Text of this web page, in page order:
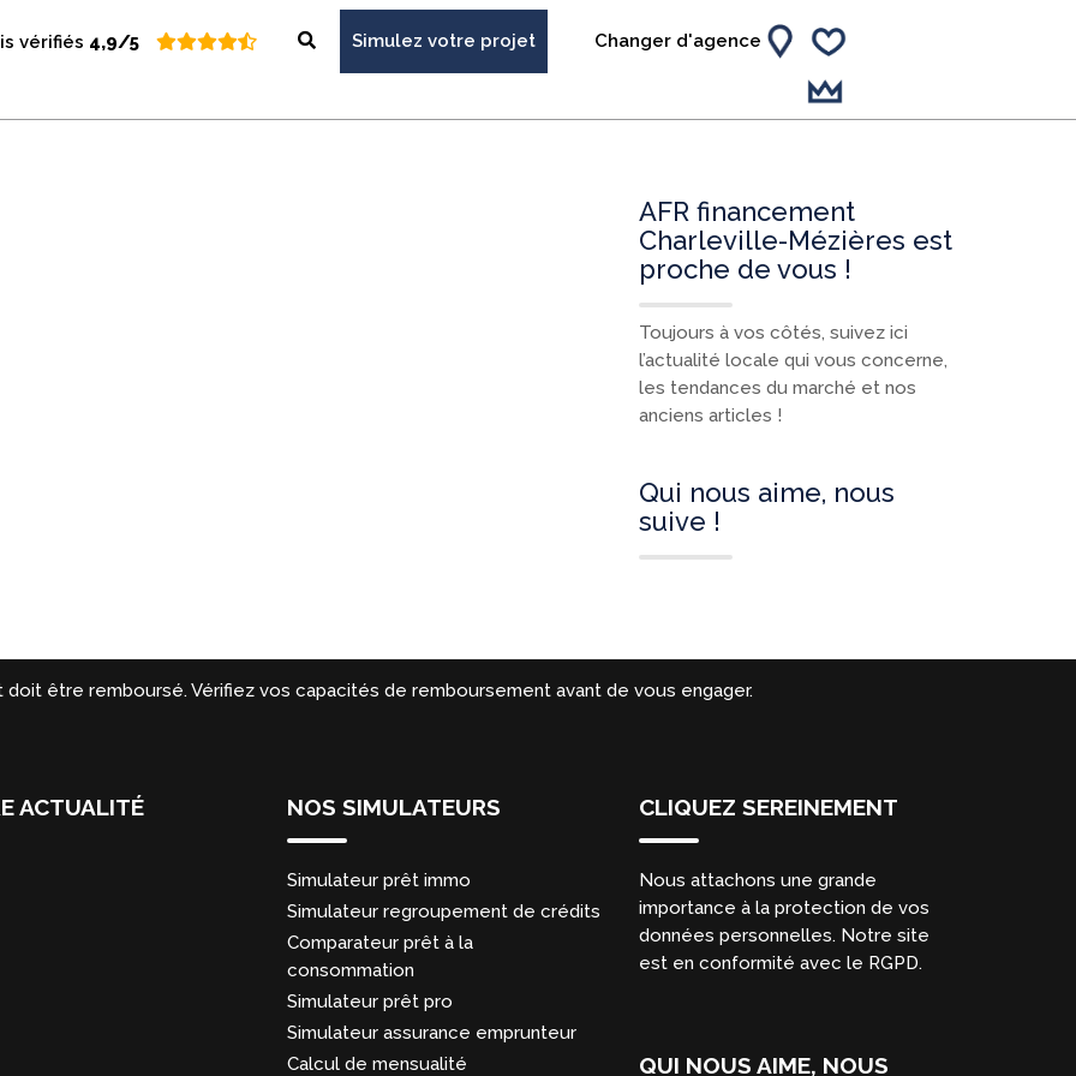
vérifiés 4,9/5 Simulez votre projet Changer d'agence
AFR financement
Charleville-Mézières est
proche de vous !
Toujours à vos côtés, suivez ici
l’actualité locale qui vous concerne,
les tendances du marché et nos
anciens articles !
Qui nous aime, nous
suive !
être remboursé. Vérifiez vos capacités de remboursement avant de vous engager.
ACTUALITÉ NOS SIMULATEURS
Simulateur prêt immo
Simulateur regroupement de crédits
Comparateur prêt à la
consommation
Simulateur prêt pro
Simulateur assurance emprunteur
Calcul de mensualité
CLIQUEZ SEREINEMENT
Nous attachons une grande
importance à la protection de vos
données personnelles. Notre site
est en conformité avec le RGPD.
QUI NOUS AIME, NOUS